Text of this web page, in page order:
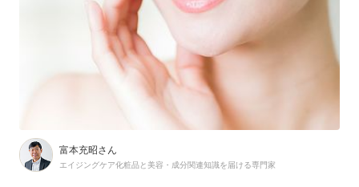
富本充昭さん
エイジングケア化粧品と美容・成分関連知識を届ける専門家